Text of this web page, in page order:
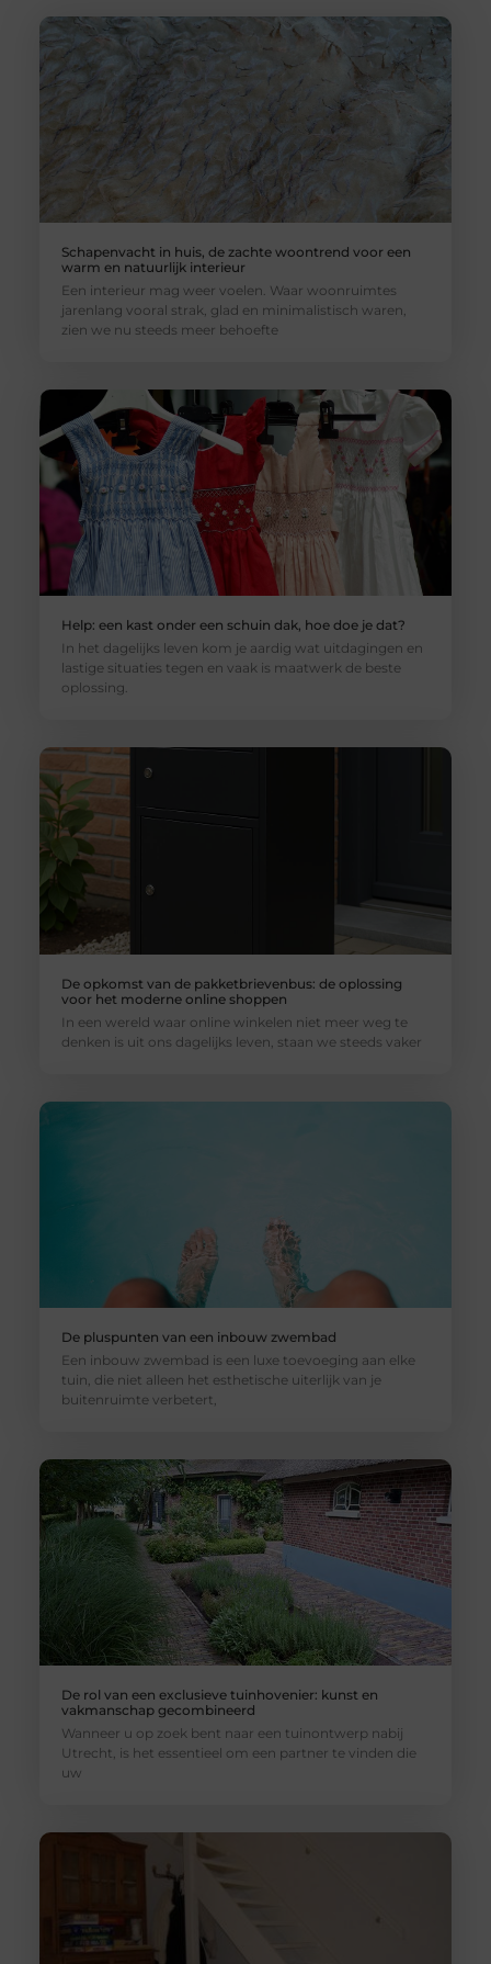
Schapenvacht in huis, de zachte woontrend voor een
warm en natuurlijk interieur
Een interieur mag weer voelen. Waar woonruimtes
jarenlang vooral strak, glad en minimalistisch waren,
zien we nu steeds meer behoefte
Help: een kast onder een schuin dak, hoe doe je dat?
In het dagelijks leven kom je aardig wat uitdagingen en
lastige situaties tegen en vaak is maatwerk de beste
oplossing.
De opkomst van de pakketbrievenbus: de oplossing
voor het moderne online shoppen
In een wereld waar online winkelen niet meer weg te
denken is uit ons dagelijks leven, staan we steeds vaker
De pluspunten van een inbouw zwembad
Een inbouw zwembad is een luxe toevoeging aan elke
tuin, die niet alleen het esthetische uiterlijk van je
buitenruimte verbetert,
De rol van een exclusieve tuinhovenier: kunst en
vakmanschap gecombineerd
Wanneer u op zoek bent naar een tuinontwerp nabij
Utrecht, is het essentieel om een partner te vinden die
uw